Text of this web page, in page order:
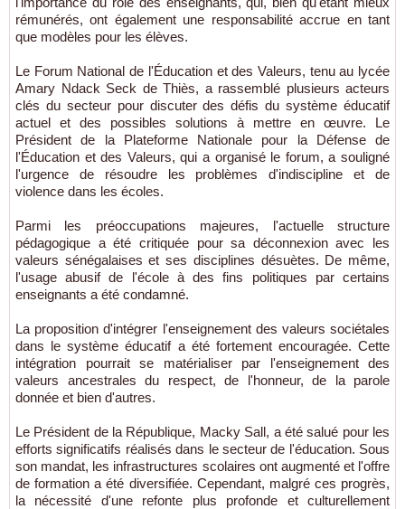
rémunérés, ont également une responsabilité accrue en tant
que modèles pour les élèves.
Le Forum National de l'Éducation et des Valeurs, tenu au lycée
Amary Ndack Seck de Thiès, a rassemblé plusieurs acteurs
clés du secteur pour discuter des défis du système éducatif
actuel et des possibles solutions à mettre en œuvre. Le
Président de la Plateforme Nationale pour la Défense de
l'Éducation et des Valeurs, qui a organisé le forum, a souligné
l'urgence de résoudre les problèmes d'indiscipline et de
violence dans les écoles.
Parmi les préoccupations majeures, l'actuelle structure
pédagogique a été critiquée pour sa déconnexion avec les
valeurs sénégalaises et ses disciplines désuètes. De même,
l'usage abusif de l'école à des fins politiques par certains
enseignants a été condamné.
La proposition d'intégrer l'enseignement des valeurs sociétales
dans le système éducatif a été fortement encouragée. Cette
intégration pourrait se matérialiser par l'enseignement des
valeurs ancestrales du respect, de l'honneur, de la parole
donnée et bien d'autres.
Le Président de la République, Macky Sall, a été salué pour les
efforts significatifs réalisés dans le secteur de l'éducation. Sous
son mandat, les infrastructures scolaires ont augmenté et l'offre
de formation a été diversifiée. Cependant, malgré ces progrès,
la nécessité d'une refonte plus profonde et culturellement